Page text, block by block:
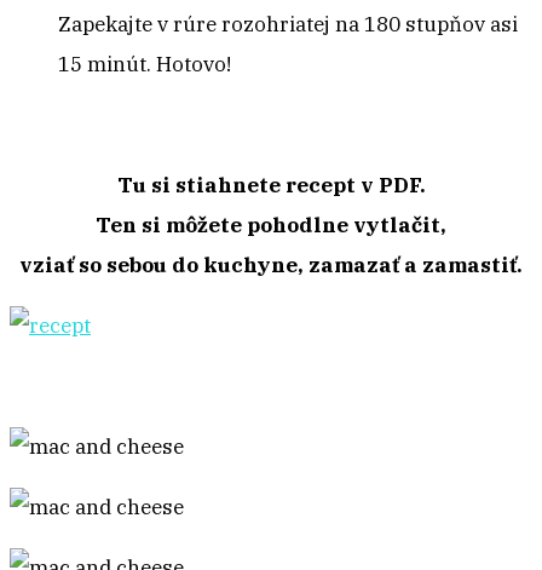
Zapekajte v rúre rozohriatej na 180 stupňov asi
15 minút. Hotovo!
Tu si stiahnete recept v PDF.
Ten si môžete pohodlne vytlačit,
vziať so sebou do kuchyne, zamazať a zamastiť.